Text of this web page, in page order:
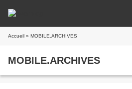
Accueil » MOBILE.ARCHIVES
MOBILE.ARCHIVES